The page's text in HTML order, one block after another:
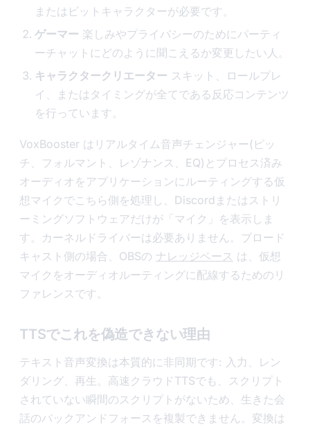
またはビットキャラクターが必要です。
ゲーマー 楽しみやプライバシーのためにパーティ
ーチャットにどのように聞こえるか変更したい人。
キャラクタークリエーター スキット、ロールプレ
イ、またはタイミングが全てである反応コンテンツ
を行っています。
VoxBooster はリアルタイム音声チェンジャー(ピッ
チ、フォルマント、レゾナンス、EQ)とプロセス済み
オーディオをアプリケーションにルーティングする仮
想マイクでこちら側を処理し、Discordまたはストリ
ーミングソフトウェアだけが「マイク」を表示しま
す。カーネルドライバーは必要ありません。ブロード
キャスト側の場合、OBSの ナレッジベース は、仮想
マイクをオーディオルーティングに配線するためのリ
ファレンスです。
TTSでこれを偽造できない理由
テキスト音声変換は本質的に非同期です: 入力、レン
ダリング、再生。高速クラウドTTSでも、スクリプト
されていない瞬間のスクリプトがないため、生きた会
話のバックアンドフォースを複製できません。変換は